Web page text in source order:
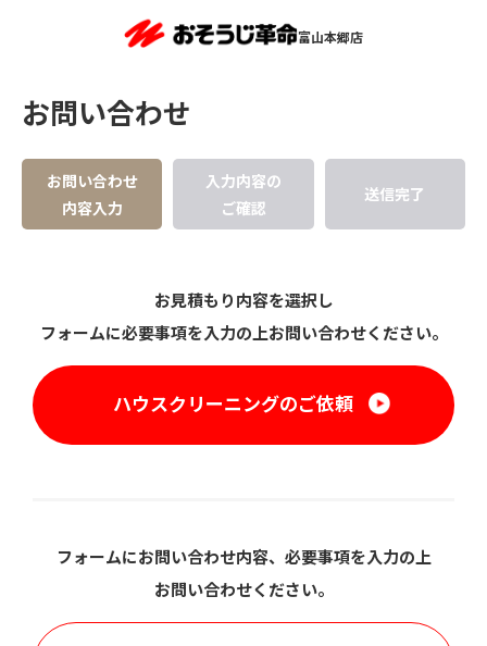
富山本郷店
お問い合わせ
お問い合わせ
内容入力
入力内容の
ご確認
送信完了
お見積もり内容を選択し
フォームに必要事項を入力の上お問い合わせください。
ハウスクリーニングのご依頼
フォームにお問い合わせ内容、必要事項を入力の上
お問い合わせください。